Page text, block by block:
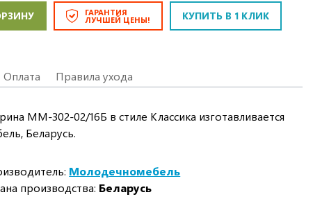
ГАРАНТИЯ
ЛУЧШЕЙ ЦЕНЫ! КУПИТЬ В 1 КЛИК
Оплата Правила ухода
ММ-302-02/16Б в стиле Классика изготавливается
Беларусь.
Молодечномебель
производства: Беларусь